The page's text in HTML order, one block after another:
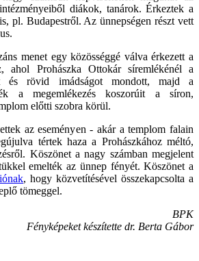
diákok, tanárok. Érkeztek a
pl. Budapestről. Az ünnepségen részt vett
menet egy közösséggé válva érkezett a
ahol Prohászka Ottokár síremlékénél a
és rövid imádságot mondott, majd a
a megemlékezés koszorúit a síron,
előtti szobra körül.
az eseményen - akár a templom falain
tértek haza a Prohászkához méltó,
Köszönet a nagy számban megjelent
emelték az ünnep fényét. Köszönet a
, hogy közvetítésével összekapcsolta a
tömeggel.
BPK
Fényképeket készítette dr. Berta Gábor